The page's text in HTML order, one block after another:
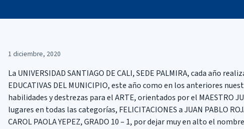
1 diciembre, 2020
La UNIVERSIDAD SANTIAGO DE CALI, SEDE PALMIRA, cada año
EDUCATIVAS DEL MUNICIPIO, este año como en los anteriores
habilidades y destrezas para el ARTE, orientados por el MAESTRO
lugares en todas las categorías, FELICITACIONES a JUAN PABLO
CAROL PAOLA YEPEZ, GRADO 10 – 1, por dejar muy en alto el